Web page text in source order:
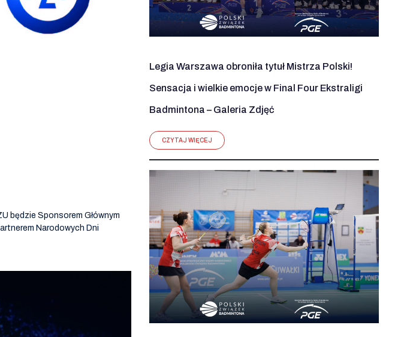
będzie Sponsorem Głównym
Narodowych Dni
Legia Warszawa obroniła tytuł Mistrza Polski!
Sensacja i wielkie emocje w Final Four Ekstraligi
Badmintona – Galeria Zdjęć
CZYTAJ WIĘCEJ